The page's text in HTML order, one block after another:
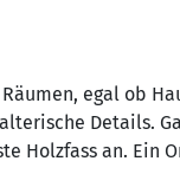
egal ob
Details.
Holzfass an. Ein